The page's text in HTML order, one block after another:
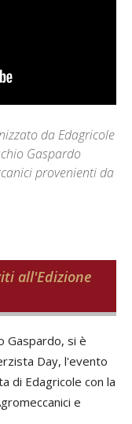
da Edagricole
Gaspardo
provenienti da
all'Edizione
Gaspardo, si è
Day, l'evento
di Edagricole con la
e